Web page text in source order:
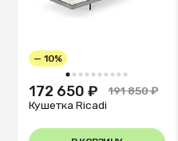
1 2 3 4 5 6 7 8 9 10
— 10%
172 650 ₽
191 850 ₽
Кушетка Ricadi